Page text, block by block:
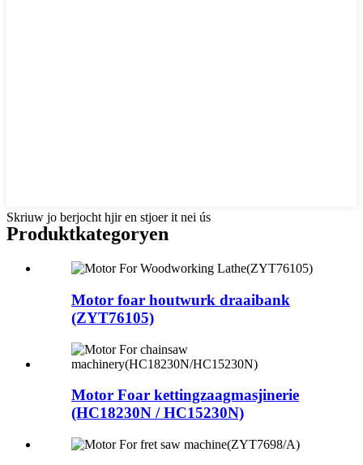
Skriuw jo berjocht hjir en stjoer it nei ús
Produktkategoryen
Motor foar houtwurk draaibank
(ZYT76105)
Motor Foar kettingzaagmasjinerie
(HC18230N / HC15230N)